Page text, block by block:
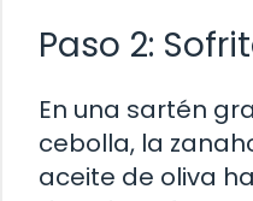
Paso 2:
En una sartén
cebolla, la
aceite de oliva